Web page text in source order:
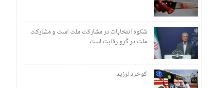
شکوه انتخابات در مشارکت ملت است و مشارکت
ملت در گرو رقابت است
کوخرد لرزید